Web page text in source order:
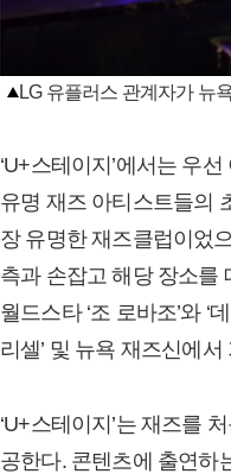
LG 유플러스 관계자가 뉴
‘U+스테이지’에서는 우
유명 재즈 아티스트들의
장 유명한 재즈클럽이었
측과 손잡고 해당 장소를
월드스타 ‘조 로바조’와
리셀’ 및 뉴욕 재즈신에
‘U+스테이지’는 재즈를
공한다. 콘텐츠에 출연하